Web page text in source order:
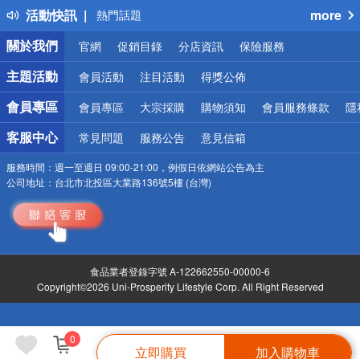
0
立即購買 加入購物車
活動快訊
熱門話題
銀行優惠
偏遠地區配送
詐騙網頁！請小心！
more
關於我們
官網 促銷目錄 分店資訊 保險服務
主題活動 會員活動 注目活動 得獎公佈
會員專區 會員專區 大宗採購 購物須知 會員服務條款 隱
客服中心 常見問題 服務公告 意見信箱
服務時間： 週一至週日 09:00-21:00，例假日依網站公告為主
公司地址： 台北市北投區大業路136號5樓 (台灣)
食品業者登錄字號 A-122662550-00000-6
Copyright©2026 Uni-Prosperity Lifestyle Corp. All Right Reserved